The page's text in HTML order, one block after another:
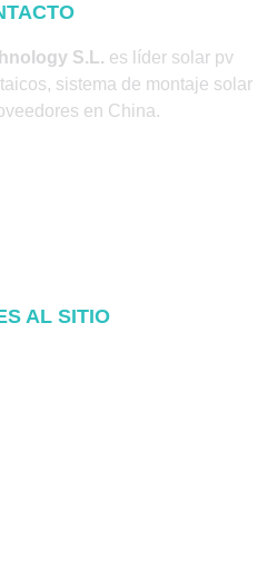
S.L. es líder solar pv
sistema de montaje solar
en China.
AL SITIO